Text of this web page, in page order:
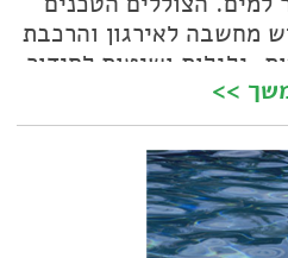
מחשבה לאירגון והרכבת
גלגלות ושיטות לסידור
אותם, לא פחות מהצלילה
>>